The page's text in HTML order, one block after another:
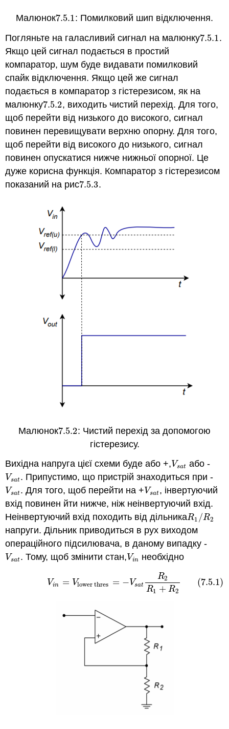
Малюнок7.5.1
7.5.1: Помилковий шип відключення.
Погляньте на галасливий сигнал на малюнку7.5.1
7.5.1.
Якщо цей сигнал подається в простий
компаратор, шум буде видавати помилковий
спайк відключення. Якщо цей же сигнал
подається в компаратор з гістерезисом, як на
малюнку7.5.2
7.5.2, виходить чистий перехід. Для того,
щоб перейти від низького до високого, сигнал
повинен перевищувати верхню опорну. Для того,
щоб перейти від високого до низького, сигнал
повинен опускатися нижче нижньої опорної. Це
дуже корисна функція. Компаратор з гістерезисом
показаний на рис7.5.3
7.5.3.
Малюнок7.5.2
7.5.2: Чистий перехід за допомогою
гістерезису.
Вихідна напруга цієї схеми буде або +,Vsat
Vsa tабо -
Vsat
Vsat. Припустимо, що пристрій знаходиться при -
Vsat
Vsat. Для того, щоб перейти на +Vsat
Vsat, інвертуючий
вхід повинен йти нижче, ніж неінвертуючий вхід.
Неінвертуючий вхід походить від дільникаR1 /R2
R1 /R2
напруги. Дільник приводиться в рух виходом
операційного підсилювача, в даному випадку -
Vsat
Vsat. Тому, щоб змінити стан,Vin
Vin необхідно
Vin = Vlower thres = −Vsat
R2
R1 + R2
(7.5.1)
(7.5.1) =V =− R2